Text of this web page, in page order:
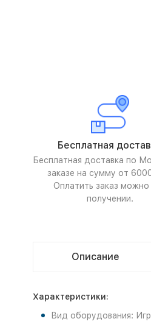
Бесплатная
Бесплатная доставка по
заказе на сумму от
Оплатить заказ можно
получении.
Описание
Характеристики:
Вид оборудования: